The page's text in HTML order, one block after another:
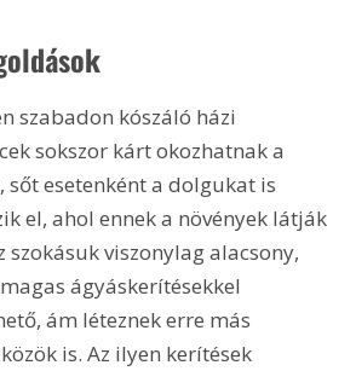
szabadon kószáló házi
sokszor kárt okozhatnak a
sőt esetenként a dolgukat is
el, ahol ennek a növények látják
szokásuk viszonylag alacsony,
ágyáskerítésekkel
ám léteznek erre más
is. Az ilyen kerítések